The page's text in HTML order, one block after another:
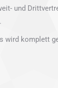
und
wird komplett